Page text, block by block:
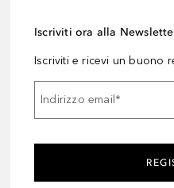
Iscriviti ora alla
Iscriviti e ricevi un buono
Indirizzo email*